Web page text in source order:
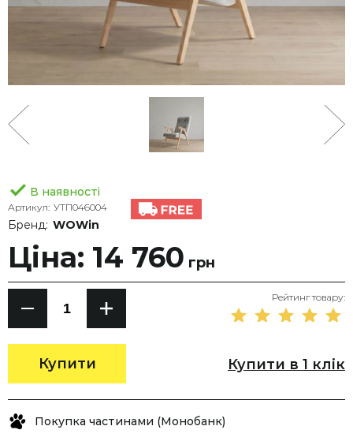
В наявності
Артикул: УТП046004
Бренд: WOWin
Ціна: 14 760 грн
Купити
Рейтинг товару:
Купити в 1 клік
Покупка частинами (Монобанк)